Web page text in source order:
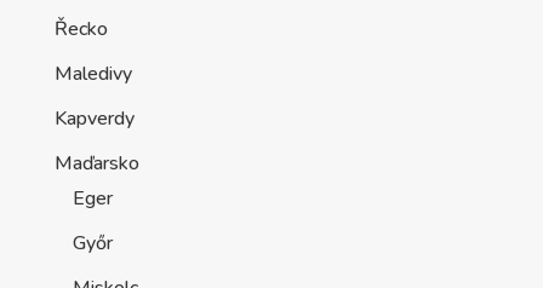
Řecko
Maledivy
Kapverdy
Maďarsko
Eger
Győr